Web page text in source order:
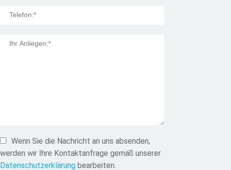
Wenn Sie die Nachricht an uns absenden,
werden wir Ihre Kontaktanfrage gemäß unserer
Datenschutzerklärung bearbeiten.